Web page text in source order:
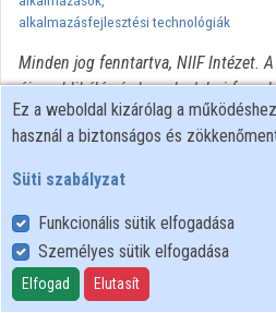
alkalmazásfejlesztési technológiák
Minden jog fenntartva, NIIF Intézet.
újrapublikálás és kereskedelmi
tilos! Egyéb célú felhasználás a
kötött.
Felhasználói szabályzat
Adatkezelési tájékoztató
Süti szabályzat
Ez a weboldal kizárólag a
használ a biztonságos és
Süti szabályzat
Funkcionális sütik elfogadása
Személyes sütik elfogadása
Elfogad Elutasít